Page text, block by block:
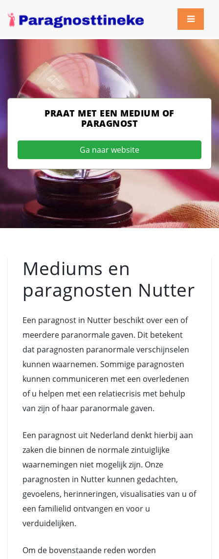
PRAAT MET EEN MEDIUM OF
PARAGNOST
Ga naar website
Mediums en
paragnosten Nutter
Een paragnost in Nutter beschikt over een of
meerdere paranormale gaven. Dit betekent
dat paragnosten paranormale verschijnselen
kunnen waarnemen. Sommige paragnosten
kunnen communiceren met een overledenen
of u helpen met een relatiecrisis met behulp
van zijn of haar paranormale gaven.
Een paragnost uit Nederland denkt hierbij aan
zaken die binnen de normale zintuiglijke
waarnemingen niet mogelijk zijn. Onze
paragnosten in Nutter kunnen gedachten,
gevoelens, herinneringen, visualisaties van u of
een familielid ontvangen en voor u
verduidelijken.
Om de bovenstaande reden worden